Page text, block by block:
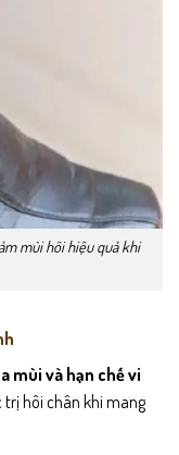
mùi hôi hiệu quả khi
mùi và hạn chế vi
hôi chân khi mang